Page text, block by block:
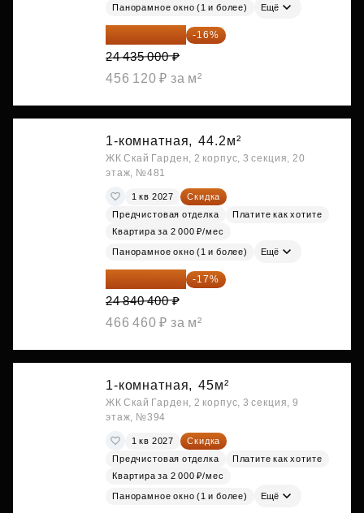
Панорамное окно (1 и более) Ещё
20 525 400 ₽ -16%
24 435 000 ₽
456 120 ₽ за м²
1-комнатная, 44.2м²
ЖК Скай Гарден, 2 корпус, 3 секция, 20
этаж, №481
1 кв 2027
Скидка
Предчистовая отделка
Платите как хотите
Квартира за 2 000 ₽/мес
Панорамное окно (1 и более) Ещё
20 617 532 ₽ -17%
24 840 400 ₽
466 460 ₽ за м²
1-комнатная, 45м²
ЖК Скай Гарден, 2 корпус, 3 секция, 9
этаж, №394
1 кв 2027
Скидка
Предчистовая отделка
Платите как хотите
Квартира за 2 000 ₽/мес
Панорамное окно (1 и более) Ещё